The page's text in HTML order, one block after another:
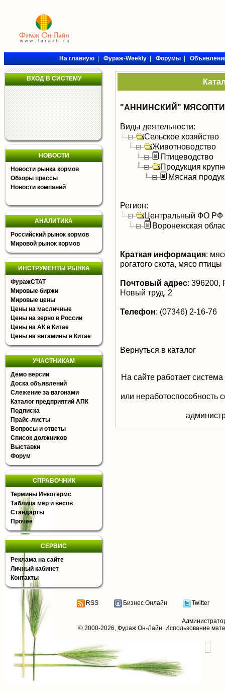
На главную|Фураж-Weekly|Форумы|
ВХОД В СИСТЕМУ
НОВОСТИ
Новости рынка кормов
Обзоры прессы
Новости компаний
АНАЛИТИКА
Российский рынок кормов
Мировой рынок кормов
ИНСТРУМЕНТЫ РЫНКА
ФуражСТАТ
Мировые биржи
Мировые цены
Цены на масличные
Цены на зерно в России
Цены на АК в Китае
Цены на витамины в Китае
УЧАСТНИКАМ
Демо версии
Доска объявлений
Слежение за вагонами
Каталог предприятий АПК
Подписка
Прайс-листы
Вопросы и ответы
Список должников
Выставки
Форум
СПРАВОЧНИК
Термины Инкотермс
Таблица мер и весов
Стандарты
Прочее
СЕРВИС
Реклама на сайте
Личный кабинет
Контакты
"АННИНСКИЙ"
Виды деятельности:
Сельское хозяйство
Животноводство
Птицеводство
Продукция
Мясная
Регион:
Центральный ФО РФ
Воронежская
Краткая информация:
рогатого скота, мясо птицы
Почтовый адрес: 396200,
Новый труд, 2
Телефон: (07346) 2-16-76
Вернуться в каталог
На сайте работает
или неработоспособность
RSS Бизнес Онлайн Twitter
© 2000-2026, Фураж Он-Лайн. Использование